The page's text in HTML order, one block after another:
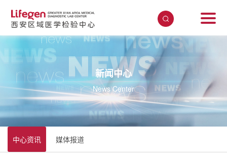
新闻中心
News Center
中心资讯 媒体报道